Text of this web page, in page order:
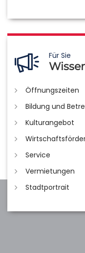
Für Sie
Öffnungszeiten
Bildung und
Kulturangebot
Service
Vermietungen
Stadtportrait